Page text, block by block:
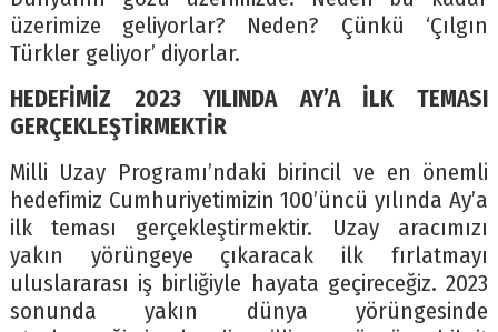
üzerimize geliyorlar? Neden? Çünkü ‘Çılgın
Türkler geliyor’ diyorlar.
HEDEFİMİZ 2023 YILINDA AY’A İLK TEMASI
GERÇEKLEŞTİRMEKTİR
Milli Uzay Programı’ndaki birincil ve en önemli
hedefimiz Cumhuriyetimizin 100’üncü yılında Ay’a
ilk teması gerçekleştirmektir. Uzay aracımızı
yakın yörüngeye çıkaracak ilk fırlatmayı
uluslararası iş birliğiyle hayata geçireceğiz. 2023
sonunda yakın dünya yörüngesinde